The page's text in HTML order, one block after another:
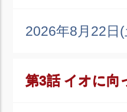
2026年8月22日
第3話 イオに向